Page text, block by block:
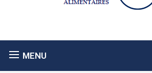
MENU